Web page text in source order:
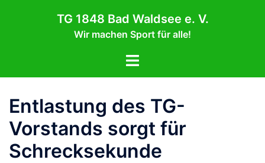
TG 1848 Bad Waldsee e. V.
Wir machen Sport für alle!
Menü
Entlastung des TG-
Vorstands sorgt für
Schrecksekunde